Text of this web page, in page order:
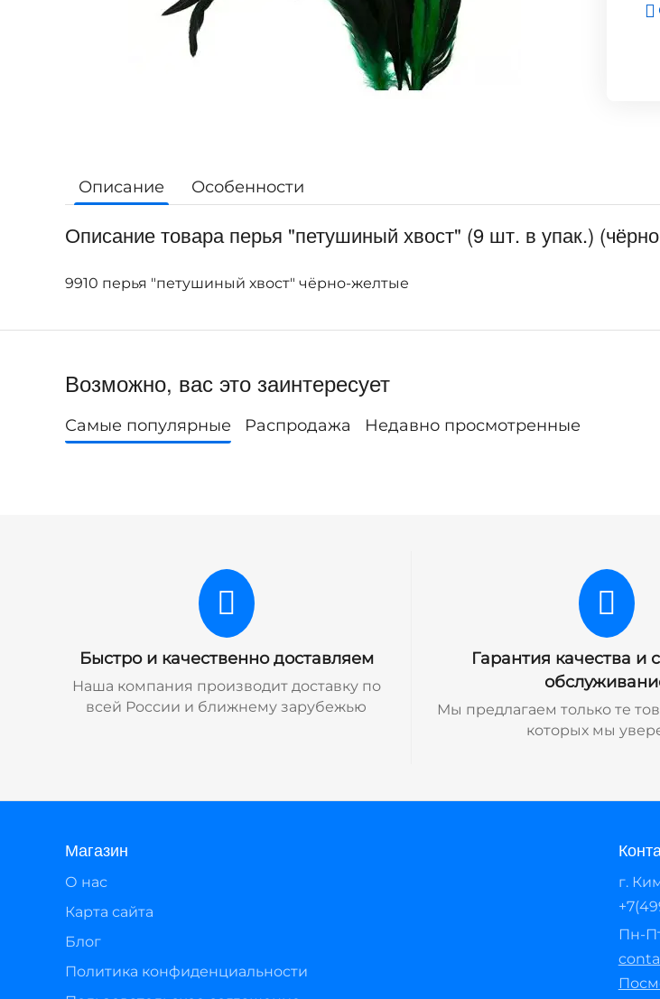
Описание Особенности
Описание товара перья "петушиный хвост" (9 шт. в упак.)
9910 перья "петушиный хвост" чёрно-желтые
Возможно, вас это заинтересует
Самые популярные Распродажа Недавно просмотренные
Быстро и качественно доставляем
Наша компания производит доставку по
всей России и ближнему зарубежью
Гарантия качества и
Мы предлагаем только те
которых мы
Магазин
О нас
Карта сайта
Блог
Политика конфиденциальности
г.
Пн-